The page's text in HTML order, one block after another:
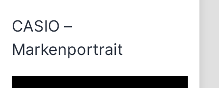
CASIO –
Markenportrait